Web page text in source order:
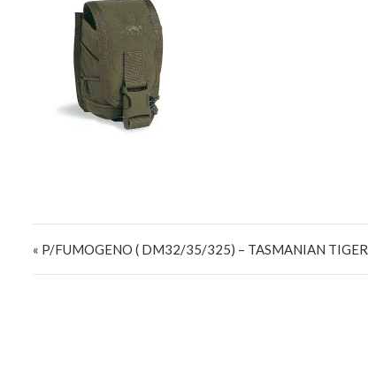
Navigazione articoli
« P/FUMOGENO ( DM32/35/325) – TASMANIAN TIGER